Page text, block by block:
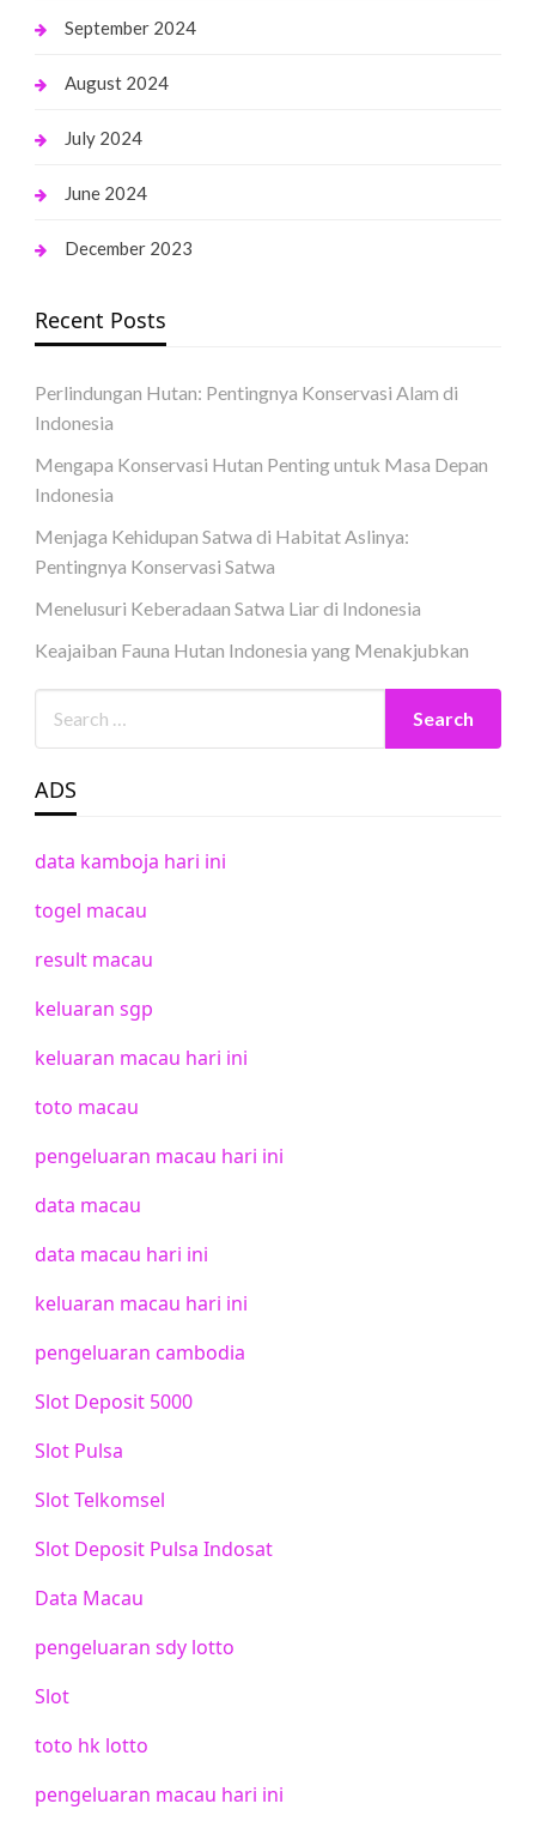
September 2024
August 2024
July 2024
June 2024
December 2023
Recent Posts
Perlindungan Hutan: Pentingnya Konservasi Alam di
Indonesia
Mengapa Konservasi Hutan Penting untuk Masa Depan
Indonesia
Menjaga Kehidupan Satwa di Habitat Aslinya:
Pentingnya Konservasi Satwa
Menelusuri Keberadaan Satwa Liar di Indonesia
Keajaiban Fauna Hutan Indonesia yang Menakjubkan
ADS
data kamboja hari ini
togel macau
result macau
keluaran sgp
keluaran macau hari ini
toto macau
pengeluaran macau hari ini
data macau
data macau hari ini
keluaran macau hari ini
pengeluaran cambodia
Slot Deposit 5000
Slot Pulsa
Slot Telkomsel
Slot Deposit Pulsa Indosat
Data Macau
pengeluaran sdy lotto
Slot
toto hk lotto
pengeluaran macau hari ini